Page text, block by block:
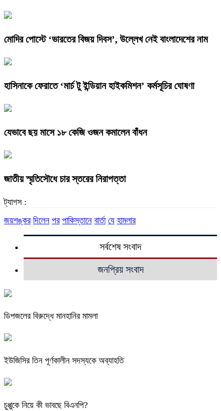
মোদির পোস্টে ‘ভারতের বিজয় দিবস’, উল্লেখ নেই বাংলাদেশের নাম
হাসিনাকে ফেরাতে ‘মার্চ টু ইন্ডিয়ান হাইকমিশন’ কর্মসূচির ঘোষণা
যেভাবে ছয় মাসে ১৮ কেজি ওজন কমালেন বাঁধন
জাতীয় স্মৃতিসৌধে চার স্তরের নিরাপত্তা
ট্যাগস :
জয়শঙ্কর দিলেন পর পাকিস্তানে বার্তা যে হামলার
সর্বশেষ সংবাদ
জনপ্রিয় সংবাদ
ডিপজলের বিরুদ্ধে মানহানির মামলা
ইউজিসির তিন পূর্ণকালীন সদস্যকে অব্যাহতি
চুপ্পুকে নিয়ে কী ভাবছে বিএনপি?